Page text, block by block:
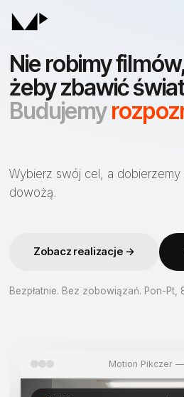
Nie robimy
żeby zbawić
Budujemy
zaufanie,
content,
Wybierz swój cel, a dobierzemy
dowożą.
Zobacz realizacje →
Bezpłatnie. Bez zobowiązań. Pon-Pt,
Motion Pikczer